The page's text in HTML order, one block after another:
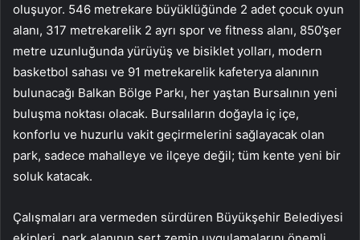
oluşuyor. 546 metrekare büyüklüğünde 2 adet çocuk oyun
alanı, 317 metrekarelik 2 ayrı spor ve fitness alanı, 850’şer
metre uzunluğunda yürüyüş ve bisiklet yolları, modern
basketbol sahası ve 91 metrekarelik kafeterya alanının
bulunacağı Balkan Bölge Parkı, her yaştan Bursalının yeni
buluşma noktası olacak. Bursalıların doğayla iç içe,
konforlu ve huzurlu vakit geçirmelerini sağlayacak olan
park, sadece mahalleye ve ilçeye değil; tüm kente yeni bir
soluk katacak.
Çalışmaları ara vermeden sürdüren Büyükşehir Belediyesi